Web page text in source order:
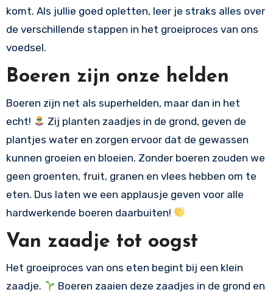
komt. Als jullie goed opletten, leer je straks alles over
de verschillende stappen in het groeiproces van ons
voedsel.
Boeren zijn onze helden
Boeren zijn net als superhelden, maar dan in het
echt!
Zij planten zaadjes in de grond, geven de
plantjes water en zorgen ervoor dat de gewassen
kunnen groeien en bloeien. Zonder boeren zouden we
geen groenten, fruit, granen en vlees hebben om te
eten. Dus laten we een applausje geven voor alle
hardwerkende boeren daarbuiten!
Van zaadje tot oogst
Het groeiproces van ons eten begint bij een klein
zaadje.
Boeren zaaien deze zaadjes in de grond en